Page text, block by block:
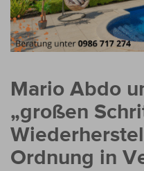
Mario Abdo
„großen
Ordnung in